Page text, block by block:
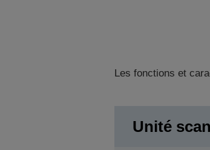
Les fonctions et
Unité